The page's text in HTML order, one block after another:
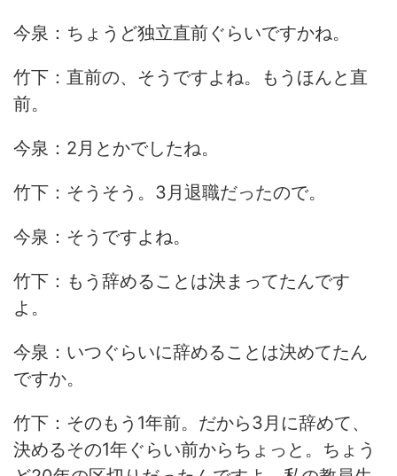
今泉：ちょうど独立直前ぐらいですかね。
竹下：直前の、そうですよね。もうほんと直
前。
今泉：2月とかでしたね。
竹下：そうそう。3月退職だったので。
今泉：そうですよね。
竹下：もう辞めることは決まってたんです
よ。
今泉：いつぐらいに辞めることは決めてたん
ですか。
竹下：そのもう1年前。だから3月に辞めて、
決めるその1年ぐらい前からちょっと。ちょう